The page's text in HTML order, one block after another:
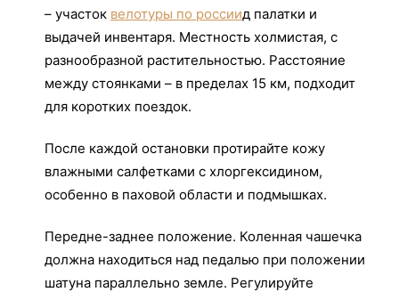
– участок велотуры по россиид палатки и
выдачей инвентаря. Местность холмистая, с
разнообразной растительностью. Расстояние
между стоянками – в пределах 15 км, подходит
для коротких поездок.
После каждой остановки протирайте кожу
влажными салфетками с хлоргексидином,
особенно в паховой области и подмышках.
Передне-заднее положение. Коленная чашечка
должна находиться над педалью при положении
шатуна параллельно земле. Регулируйте